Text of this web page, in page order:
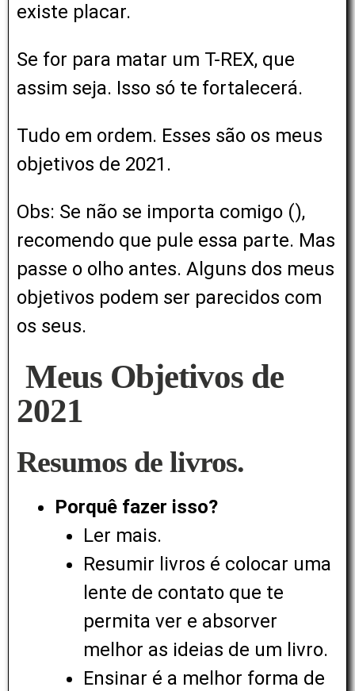
existe placar.
Se for para matar um T-REX, que
assim seja. Isso só te fortalecerá.
Tudo em ordem. Esses são os meus
objetivos de 2021.
Obs: Se não se importa comigo (),
recomendo que pule essa parte. Mas
passe o olho antes. Alguns dos meus
objetivos podem ser parecidos com
os seus.
Meus Objetivos de
2021
Resumos de livros.
Porquê fazer isso?
Ler mais.
Resumir livros é colocar uma
lente de contato que te
permita ver e absorver
melhor as ideias de um livro.
Ensinar é a melhor forma de